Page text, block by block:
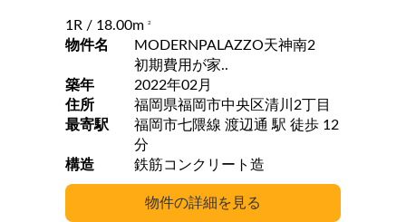
1R / 18.00m 2
物件名
MODERNPALAZZO天神南2
初期費用が家..
築年
2022年02月
住所
福岡県福岡市中央区清川2丁目
最寄駅
福岡市七隈線 渡辺通 駅 徒歩 12
分
構造
鉄筋コンクリート造